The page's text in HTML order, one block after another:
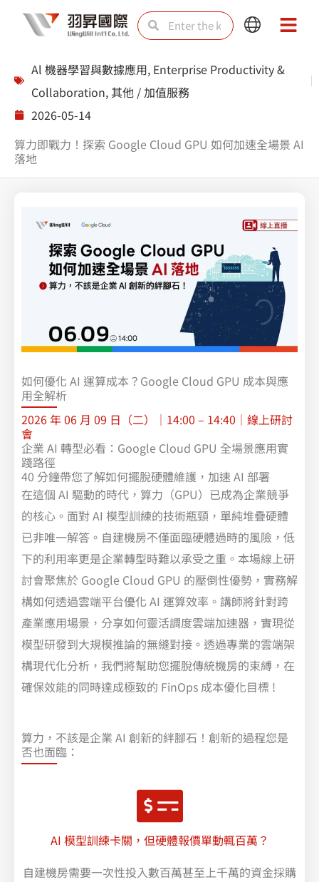
SearchSearch
Main
Main
Al 機器學習與數據應用, Enterprise Productivity &
Collaboration, 其他 / 加值服務
2026-05-14
算力即戰力！探索 Google Cloud GPU 如何加速全場景 AI
落地
如何優化 AI 運算成本？Google Cloud GPU 成本與應
用全解析
2026 年 06 月 09 日（二）｜14:00 – 14:40｜線上研討
會
企業 AI 轉型必看：Google Cloud GPU 全場景應用實
踐路徑
40 分鐘帶您了解如何擺脫硬體維護，加速 AI 部署
在這個 AI 驅動的時代，算力（GPU）已成為企業競爭
的核心。面對 AI 模型訓練的技術瓶頸，單純堆疊硬體
已非唯一解答。自建機房不僅面臨硬體過時的風險，低
下的利用率更是企業轉型時難以承受之重。本場線上研
討會聚焦於 Google Cloud GPU 的壓倒性優勢，實務解
構如何透過雲端平台優化 AI 運算效率。講師將針對跨
產業應用場景，分享如何靈活調度雲端加速器，實現從
模型研發到大規模推論的無縫對接。透過專業的雲端架
構現代化分析，我們將幫助您擺脫傳統機房的束縛，在
確保效能的同時達成極致的 FinOps 成本優化目標 !
算力，不該是企業 AI 創新的絆腳石！創新的過程您是
否也面臨：
AI 模型訓練卡關，但硬體報價單動輒百萬？
自建機房需要一次性投入數百萬甚至上千萬的資金採購